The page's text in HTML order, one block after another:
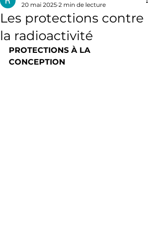
Les protections contre
la radioactivité
20 mai 2025 2 min de lecture
PROTECTIONS À LA
CONCEPTION